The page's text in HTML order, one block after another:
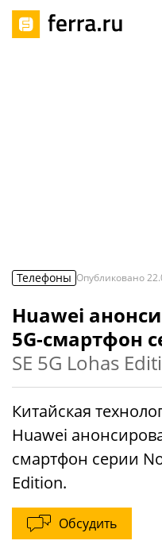
Телефоны Опубликовано
Huawei
5G-смартфон
SE 5G Lohas
Китайская
Huawei
смартфон серии
Edition.
Обсудить